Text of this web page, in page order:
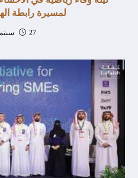
لمسيرة رابطة
27 سبتمبر، 2025